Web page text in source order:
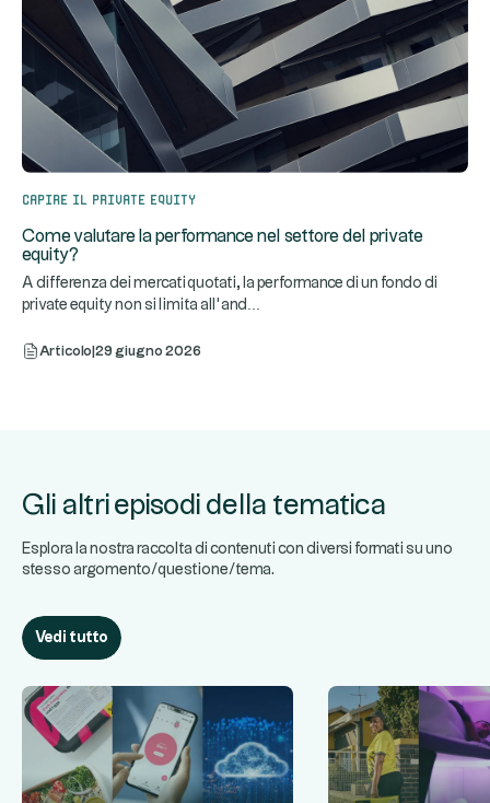
Capire il private equity
Come valutare la performance nel settore del private
equity?
A differenza dei mercati quotati, la performance di un fondo di
private equity non si limita all’and
Articolo 29 giugno 2026
Gli altri episodi della tematica
Esplora la nostra raccolta di contenuti con diversi formati su uno
stesso argomento/questione/tema.
Vedi tutto